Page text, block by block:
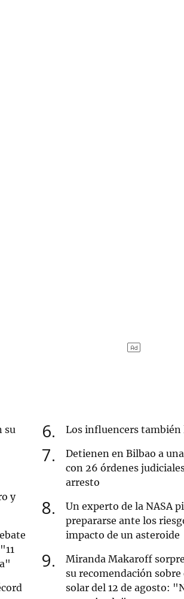
su
y
6 Los influencers también
7
Detienen en Bilbao a
con 26 órdenes
arresto
8
Un experto de la NASA
prepararse ante los
impacto de un asteroide
9
Miranda Makaroff
su recomendación sobre
solar del 12 de agosto: